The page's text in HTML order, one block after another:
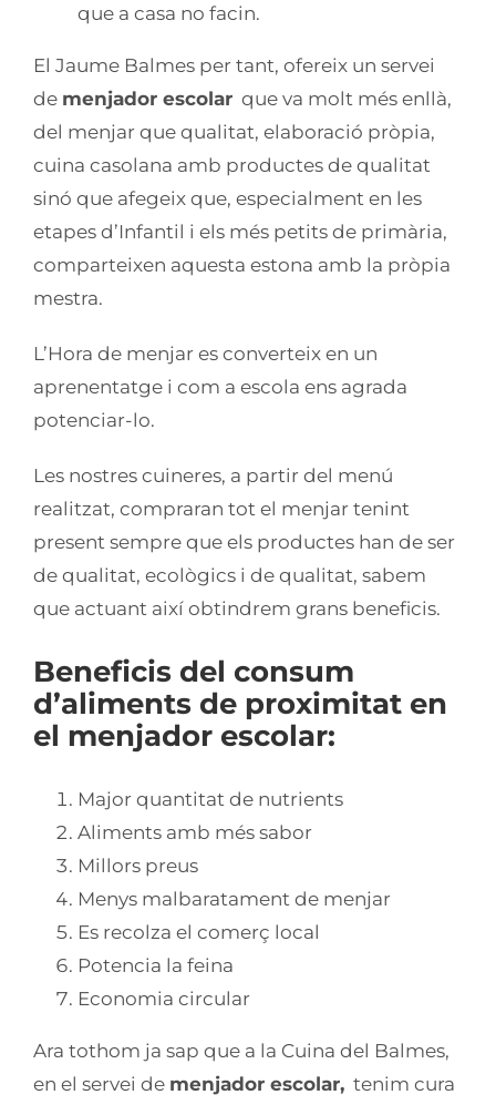
que a casa no facin.
El Jaume Balmes per tant, ofereix un servei
de menjador escolar que va molt més enllà,
del menjar que qualitat, elaboració pròpia,
cuina casolana amb productes de qualitat
sinó que afegeix que, especialment en les
etapes d’Infantil i els més petits de primària,
comparteixen aquesta estona amb la pròpia
mestra.
L’Hora de menjar es converteix en un
aprenentatge i com a escola ens agrada
potenciar-lo.
Les nostres cuineres, a partir del menú
realitzat, compraran tot el menjar tenint
present sempre que els productes han de ser
de qualitat, ecològics i de qualitat, sabem
que actuant així obtindrem grans beneficis.
Beneficis del consum
d’aliments de proximitat en
el menjador escolar:
Major quantitat de nutrients
Aliments amb més sabor
Millors preus
Menys malbaratament de menjar
Es recolza el comerç local
Potencia la feina
Economia circular
Ara tothom ja sap que a la Cuina del Balmes,
en el servei de menjador escolar, tenim cura